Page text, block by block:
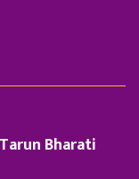
Bharati